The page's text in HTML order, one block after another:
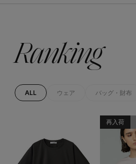
メルマガ PICKUP
PERSONAL COLOR
Ranking
ALL ウェア バッグ・財布
再入荷